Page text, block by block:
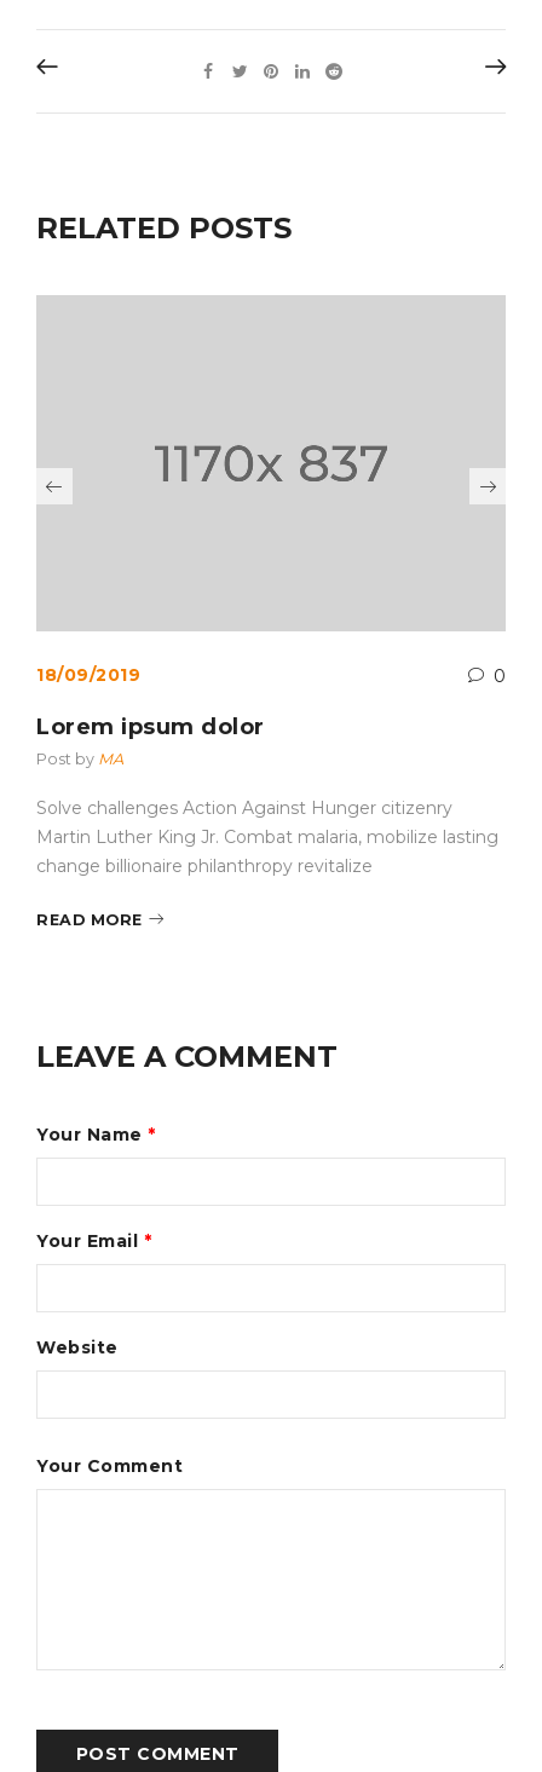
RELATED POSTS
18/09/2019 0
Lorem ipsum dolor
Post by MA
Solve challenges Action Against Hunger citizenry
Martin Luther King Jr. Combat malaria, mobilize lasting
change billionaire philanthropy revitalize
READ MORE
LEAVE A COMMENT
Your Name *
Your Email *
Website
Your Comment
POST COMMENT